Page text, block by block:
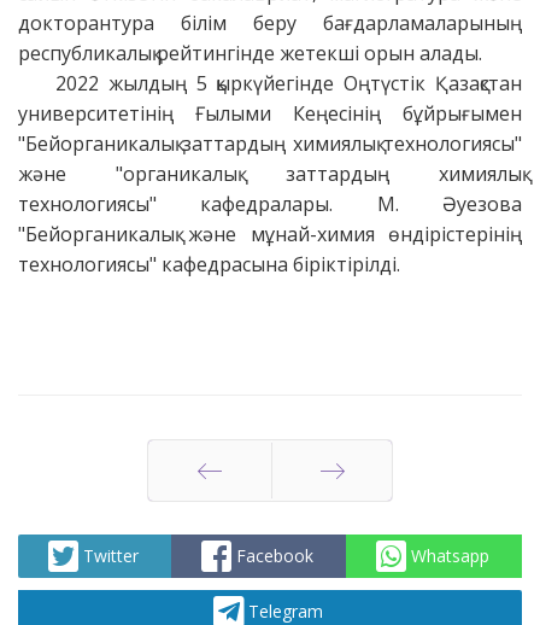
докторантура білім беру бағдарламаларының
республикалық рейтингінде жетекші орын алады.
2022 жылдың 5 қыркүйегінде Оңтүстік Қазақстан
университетінің Ғылыми Кеңесінің бұйрығымен
"Бейорганикалық заттардың химиялық технологиясы"
және "органикалық заттардың химиялық
технологиясы" кафедралары. М. Әуезова
"Бейорганикалық және мұнай-химия өндірістерінің
технологиясы" кафедрасына біріктірілді.
Артқа Алға
Twitter Facebook Whatsapp
Telegram